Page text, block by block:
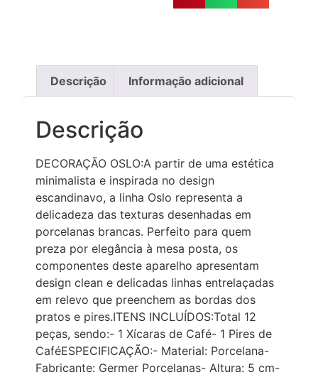
Descrição Informação adicional
Descrição
DECORAÇÃO OSLO:A partir de uma estética
minimalista e inspirada no design
escandinavo, a linha Oslo representa a
delicadeza das texturas desenhadas em
porcelanas brancas. Perfeito para quem
preza por elegância à mesa posta, os
componentes deste aparelho apresentam
design clean e delicadas linhas entrelaçadas
em relevo que preenchem as bordas dos
pratos e pires.ITENS INCLUÍDOS:Total 12
peças, sendo:- 1 Xícaras de Café- 1 Pires de
CaféESPECIFICAÇÃO:- Material: Porcelana-
Fabricante: Germer Porcelanas- Altura: 5 cm-